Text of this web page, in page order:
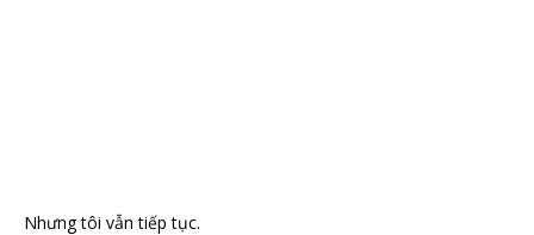
Nhưng tôi vẫn tiếp tục.